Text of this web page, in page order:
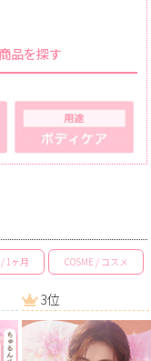
品を探す
/ 1ヶ月 COSME / コスメ
3位